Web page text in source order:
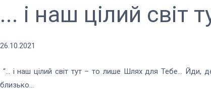
... і наш цілий світ
26.10.2021
“… і наш цілий світ тут – то лише Шлях для Тебе… Йди,
близько…